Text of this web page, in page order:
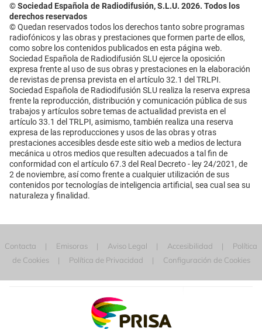
© Sociedad Española de Radiodifusión, S.L.U. 2026. Todos los
derechos reservados
© Quedan reservados todos los derechos tanto sobre programas
radiofónicos y las obras y prestaciones que formen parte de ellos,
como sobre los contenidos publicados en esta página web.
Sociedad Española de Radiodifusión SLU ejerce la oposición
expresa frente al uso de sus obras y prestaciones en la elaboración
de revistas de prensa prevista en el artículo 32.1 del TRLPI.
Sociedad Española de Radiodifusión SLU realiza la reserva expresa
frente la reproducción, distribución y comunicación pública de sus
trabajos y artículos sobre temas de actualidad prevista en el
artículo 33.1 del TRLPI, asimismo, también realiza una reserva
expresa de las reproducciones y usos de las obras y otras
prestaciones accesibles desde este sitio web a medios de lectura
mecánica u otros medios que resulten adecuados a tal fin de
conformidad con el artículo 67.3 del Real Decreto - ley 24/2021, de
2 de noviembre, así como frente a cualquier utilización de sus
contenidos por tecnologías de inteligencia artificial, sea cual sea su
naturaleza y finalidad.
Contacta Emisoras Aviso Legal Accesibilidad
Política
de Cookies
Política de Privacidad Configuración de Cookies